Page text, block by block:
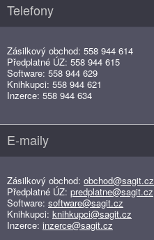
Telefony
Zásilkový obchod: 558 944 614
Předplatné ÚZ: 558 944 615
Software: 558 944 629
Knihkupci: 558 944 621
Inzerce: 558 944 634
E-maily
Zásilkový obchod: obchod@sagit.cz
Předplatné ÚZ: predplatne@sagit.cz
Software: software@sagit.cz
Knihkupci: knihkupci@sagit.cz
Inzerce: inzerce@sagit.cz